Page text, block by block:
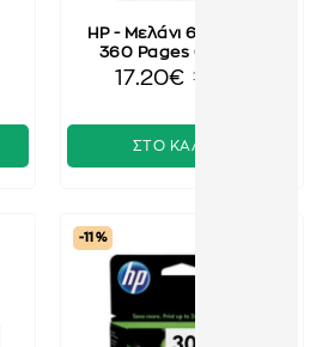
HP - Μελάνι 650, Black
360 Pages CZ101AE
17.20€ 19.50€
ΣΤΟ ΚΑΛΑΘΙ
-11 %